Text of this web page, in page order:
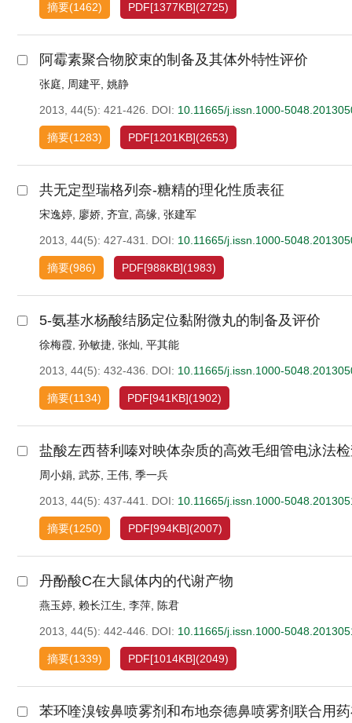
摘要(1462) PDF[1377KB](2725)
阿霉素聚合物胶束的制备及其体外特性评价
张庭 周建平 姚静
2013, 44(5): 421-426. DOI: 10.11665/j.issn.1000-
摘要(1283) PDF[1201KB](2653)
共无定型瑞格列奈-糖精的理化性质表征
宋逸婷 廖娇 齐宣 高缘 张建军
2013, 44(5): 427-431. DOI: 10.11665/j.issn.1000-
摘要(986) PDF[988KB](1983)
5-氨基水杨酸结肠定位黏附微丸的制备及评价
徐梅霞 孙敏捷 张灿 平其能
2013, 44(5): 432-436. DOI: 10.11665/j.issn.1000-
摘要(1134) PDF[941KB](1902)
盐酸左西替利嗪对映体杂质的高效毛细管电泳法
周小娟 武苏 王伟 季一兵
2013, 44(5): 437-441. DOI: 10.11665/j.issn.1000-
摘要(1250) PDF[994KB](2007)
丹酚酸C在大鼠体内的代谢产物
燕玉婷 赖长江生 李萍 陈君
2013, 44(5): 442-446. DOI: 10.11665/j.issn.1000-
摘要(1339) PDF[1014KB](2049)
苯环喹溴铵鼻喷雾剂和布地奈德鼻喷雾剂联合用